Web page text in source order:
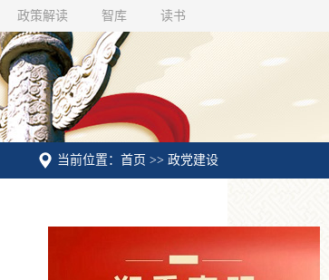
政策解读 智库 读书
当前位置：首页 >> 政党建设